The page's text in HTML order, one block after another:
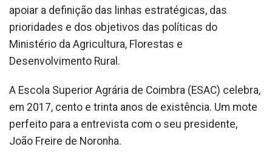
apoiar a definição das linhas estratégicas, das
prioridades e dos objetivos das políticas do
Ministério da Agricultura, Florestas e
Desenvolvimento Rural.
A Escola Superior Agrária de Coimbra (ESAC) celebra,
em 2017, cento e trinta anos de existência. Um mote
perfeito para a entrevista com o seu presidente,
João Freire de Noronha.